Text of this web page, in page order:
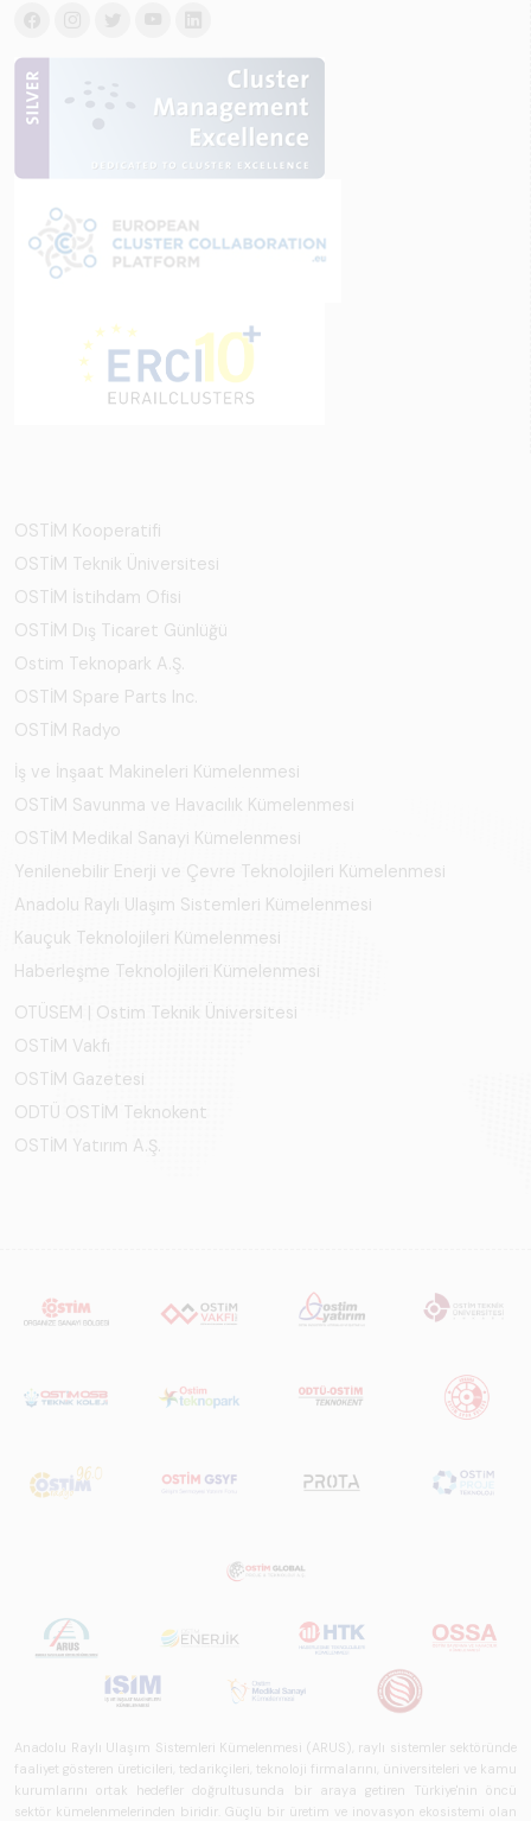
OSTİM Kooperatifi
OSTİM Teknik Üniversitesi
OSTİM İstihdam Ofisi
OSTİM Dış Ticaret Günlüğü
Ostim Teknopark A.Ş.
OSTİM Spare Parts Inc.
OSTİM Radyo
İş ve İnşaat Makineleri Kümelenmesi
OSTİM Savunma ve Havacılık Kümelenmesi
OSTİM Medikal Sanayi Kümelenmesi
Yenilenebilir Enerji ve Çevre Teknolojileri Kümelenmesi
Anadolu Raylı Ulaşım Sistemleri Kümelenmesi
Kauçuk Teknolojileri Kümelenmesi
Haberleşme Teknolojileri Kümelenmesi
OTÜSEM | Ostim Teknik Üniversitesi
OSTİM Vakfı
OSTİM Gazetesi
ODTÜ OSTİM Teknokent
OSTİM Yatırım A.Ş.
Anadolu Raylı Ulaşım Sistemleri Kümelenmesi (ARUS), raylı sistemler sektöründe
faaliyet gösteren üreticileri, tedarikçileri, teknoloji firmalarını, üniversiteleri ve kamu
kurumlarını ortak hedefler doğrultusunda bir araya getiren Türkiye'nin öncü
sektör kümelenmelerinden biridir. Güçlü bir üretim ve inovasyon ekosistemi olan